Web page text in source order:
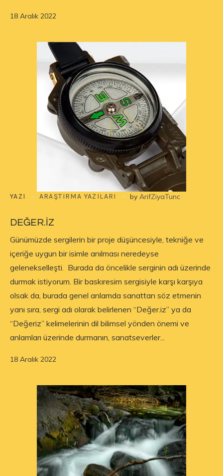
18 Aralık 2022
YAZI ARAŞTIRMA YAZILARI by ArifZiyaTunc
DEĞER.İZ
Günümüzde sergilerin bir proje düşüncesiyle, tekniğe ve
içeriğe uygun bir isimle anılması neredeyse
gelenekselleşti. Burada da öncelikle serginin adı üzerinde
durmak istiyorum. Bir baskıresim sergisiyle karşı karşıya
olsak da, burada genel anlamda sanattan söz etmenin
yanı sıra, sergi adı olarak belirlenen “Değer.iz” ya da
“Değeriz” kelimelerinin dil bilimsel yönden önemi ve
anlamları üzerinde durmanın, sanatseverler...
18 Aralık 2022